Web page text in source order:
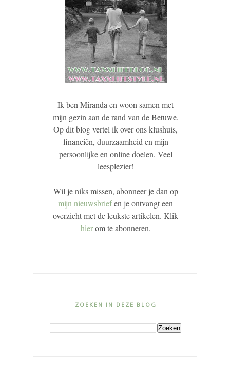
Ik ben Miranda en woon samen met
mijn gezin aan de rand van de Betuwe.
Op dit blog vertel ik over ons klushuis,
financiën, duurzaamheid en mijn
persoonlijke en online doelen. Veel
leesplezier!
Wil je niks missen, abonneer je dan op
mijn nieuwsbriefen je ontvangt een
overzicht met de leukste artikelen. Klik
hierom te abonneren.
ZOEKEN IN DEZE BLOG